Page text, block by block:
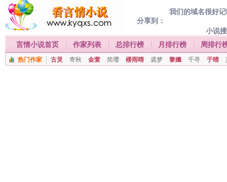
我们的域名很好
分享到：
小说
言情小说首页
作家列表 总排行榜 月排行榜 周排行
热门作家 古灵 寄秋 金萱 简璎 楼雨晴 裘梦 黎孅 千寻 于晴